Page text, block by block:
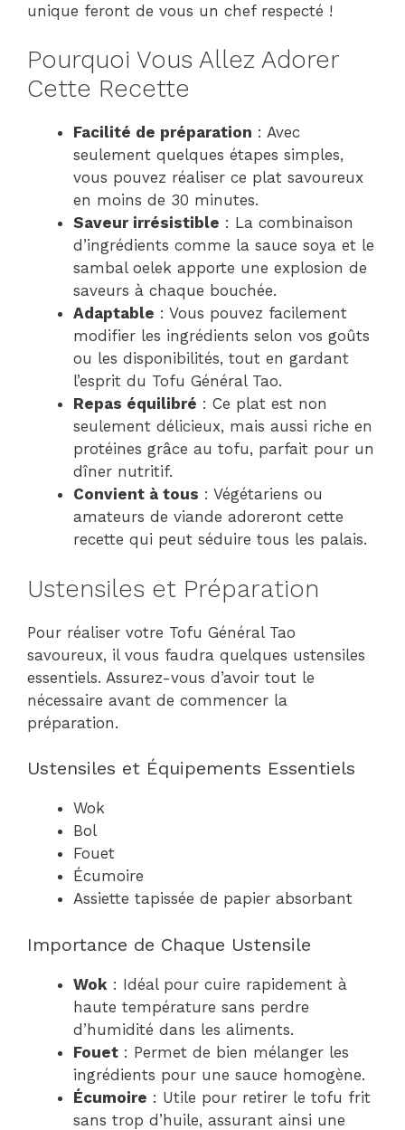
unique feront de vous un chef respecté !
Pourquoi Vous Allez Adorer
Cette Recette
Facilité de préparation : Avec
seulement quelques étapes simples,
vous pouvez réaliser ce plat savoureux
en moins de 30 minutes.
Saveur irrésistible : La combinaison
d’ingrédients comme la sauce soya et le
sambal oelek apporte une explosion de
saveurs à chaque bouchée.
Adaptable : Vous pouvez facilement
modifier les ingrédients selon vos goûts
ou les disponibilités, tout en gardant
l’esprit du Tofu Général Tao.
Repas équilibré : Ce plat est non
seulement délicieux, mais aussi riche en
protéines grâce au tofu, parfait pour un
dîner nutritif.
Convient à tous : Végétariens ou
amateurs de viande adoreront cette
recette qui peut séduire tous les palais.
Ustensiles et Préparation
Pour réaliser votre Tofu Général Tao
savoureux, il vous faudra quelques ustensiles
essentiels. Assurez-vous d’avoir tout le
nécessaire avant de commencer la
préparation.
Ustensiles et Équipements Essentiels
Wok
Bol
Fouet
Écumoire
Assiette tapissée de papier absorbant
Importance de Chaque Ustensile
Wok : Idéal pour cuire rapidement à
haute température sans perdre
d’humidité dans les aliments.
Fouet : Permet de bien mélanger les
ingrédients pour une sauce homogène.
Écumoire : Utile pour retirer le tofu frit
sans trop d’huile, assurant ainsi une